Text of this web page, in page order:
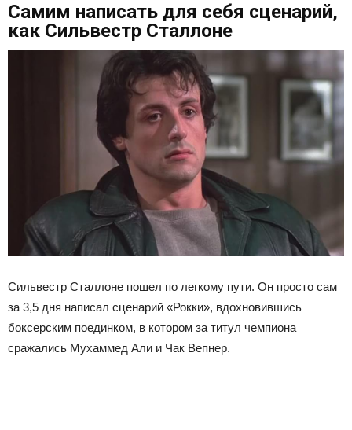
Самим написать для себя сценарий,
как Сильвестр Сталлоне
Сильвестр Сталлоне пошел по легкому пути. Он просто сам
за 3,5 дня написал сценарий «Рокки», вдохновившись
боксерским поединком, в котором за титул чемпиона
сражались Мухаммед Али и Чак Вепнер.